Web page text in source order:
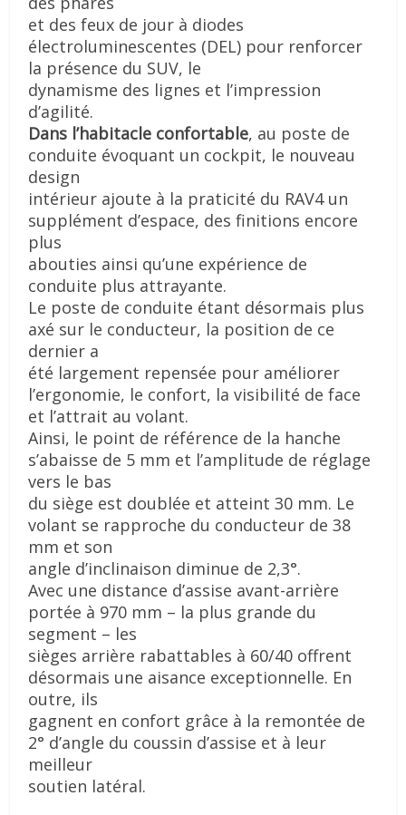
et des feux de jour à diodes
électroluminescentes (DEL) pour renforcer
la présence du SUV, le
dynamisme des lignes et l’impression
d’agilité.
Dans l’habitacle confortable, au poste de
conduite évoquant un cockpit, le nouveau
design
intérieur ajoute à la praticité du RAV4 un
supplément d’espace, des finitions encore
plus
abouties ainsi qu’une expérience de
conduite plus attrayante.
Le poste de conduite étant désormais plus
axé sur le conducteur, la position de ce
dernier a
été largement repensée pour améliorer
l’ergonomie, le confort, la visibilité de face
et l’attrait au volant.
Ainsi, le point de référence de la hanche
s’abaisse de 5 mm et l’amplitude de réglage
vers le bas
du siège est doublée et atteint 30 mm. Le
volant se rapproche du conducteur de 38
mm et son
angle d’inclinaison diminue de 2,3°.
Avec une distance d’assise avant-arrière
portée à 970 mm – la plus grande du
segment – les
sièges arrière rabattables à 60/40 offrent
désormais une aisance exceptionnelle. En
outre, ils
gagnent en confort grâce à la remontée de
2° d’angle du coussin d’assise et à leur
meilleur
soutien latéral.